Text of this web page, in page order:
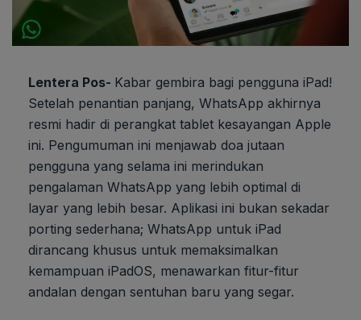
Lentera Pos- Kabar gembira bagi pengguna iPad!
Setelah penantian panjang, WhatsApp akhirnya
resmi hadir di perangkat tablet kesayangan Apple
ini. Pengumuman ini menjawab doa jutaan
pengguna yang selama ini merindukan
pengalaman WhatsApp yang lebih optimal di
layar yang lebih besar. Aplikasi ini bukan sekadar
porting sederhana; WhatsApp untuk iPad
dirancang khusus untuk memaksimalkan
kemampuan iPadOS, menawarkan fitur-fitur
andalan dengan sentuhan baru yang segar.